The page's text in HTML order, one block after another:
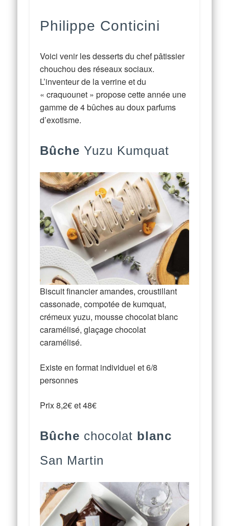
Philippe Conticini
Voici venir les desserts du chef pâtissier
chouchou des réseaux sociaux.
L’inventeur de la verrine et du
« craquounet » propose cette année une
gamme de 4 bûches au doux parfums
d’exotisme.
Bûche Yuzu Kumquat
Biscuit financier amandes, croustillant
cassonade, compotée de kumquat,
crémeux yuzu, mousse chocolat blanc
caramélisé, glaçage chocolat
caramélisé.
Existe en format individuel et 6/8
personnes
Prix 8,2€ et 48€
Bûche chocolat blanc
San Martin